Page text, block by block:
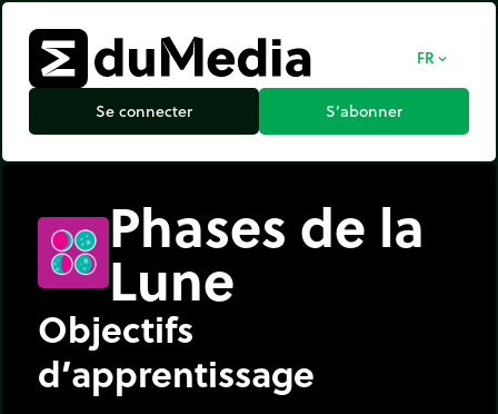
FR expand_more
Se connecter S’abonner
Phases de la
Lune
Objectifs
d’apprentissage